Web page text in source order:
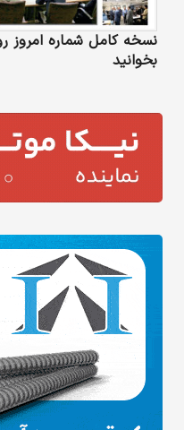
نسخه کامل شماره امروز
بخوانید